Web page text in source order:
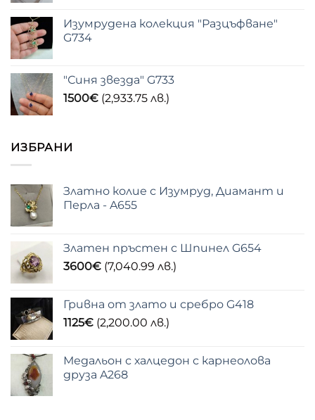
Изумрудена колекция "Разцъфване"
G734
"Синя звезда" G733
1500€ (2,933.75 лв.)
ИЗБРАНИ
Златно колие с Изумруд, Диамант и
Перла - A655
Златен пръстен с Шпинел G654
3600€ (7,040.99 лв.)
Гривна от злато и сребро G418
1125€ (2,200.00 лв.)
Медальон с халцедон с карнеолова
друза A268